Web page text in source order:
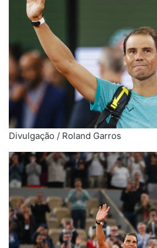
Divulgação / Roland Garros